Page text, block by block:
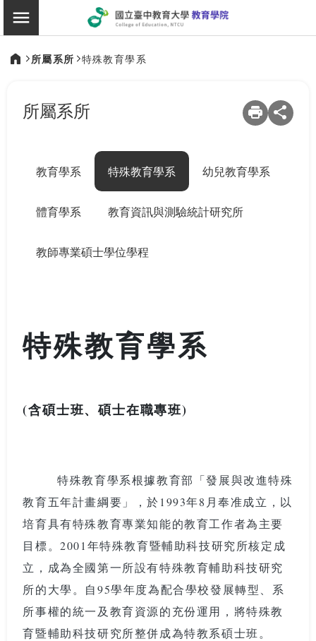
切換選單
教育學院
所屬系所 特殊教育學系
所屬系所
教育學系 特殊教育學系 幼兒教育學系
體育學系 教育資訊與測驗統計研究所
教師專業碩士學位學程
特殊教育學系
(含碩士班、碩士在職專班)
特殊教育學系根據教育部「發展與改進特殊
教育五年計畫綱要」，於1993年8月奉准成立，以
培育具有特殊教育專業知能的教育工作者為主要
目標。2001年特殊教育暨輔助科技研究所核定成
立，成為全國第一所設有特殊教育輔助科技研究
所的大學。自95學年度為配合學校發展轉型、系
所事權的統一及教育資源的充份運用，將特殊教
育暨輔助科技研究所整併成為特教系碩士班。